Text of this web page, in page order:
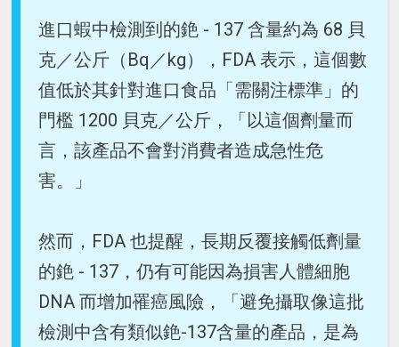
進口蝦中檢測到的銫 - 137 含量約為 68 貝
克／公斤（Bq／kg），FDA 表示，這個數
值低於其針對進口食品「需關注標準」的
門檻 1200 貝克／公斤，「以這個劑量而
言，該產品不會對消費者造成急性危
害。」
然而，FDA 也提醒，長期反覆接觸低劑量
的銫 - 137，仍有可能因為損害人體細胞
DNA 而增加罹癌風險，「避免攝取像這批
檢測中含有類似銫-137含量的產品，是為